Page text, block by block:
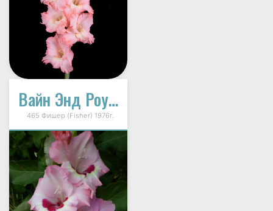
Вайн Энд Роузес (Wine And Roses)
465 Фишер (Fisher) 1976г.